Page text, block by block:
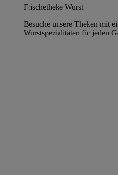
Frischetheke Wurst
Besuche unsere Theken mit
Wurstspezialitäten für jeden